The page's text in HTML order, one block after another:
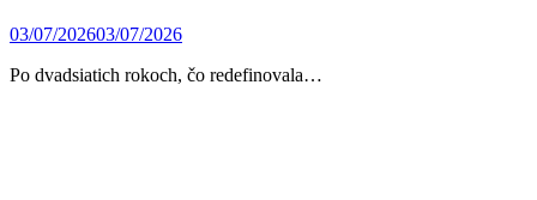
03/07/202603/07/2026
Po dvadsiatich rokoch, čo redefinovala…